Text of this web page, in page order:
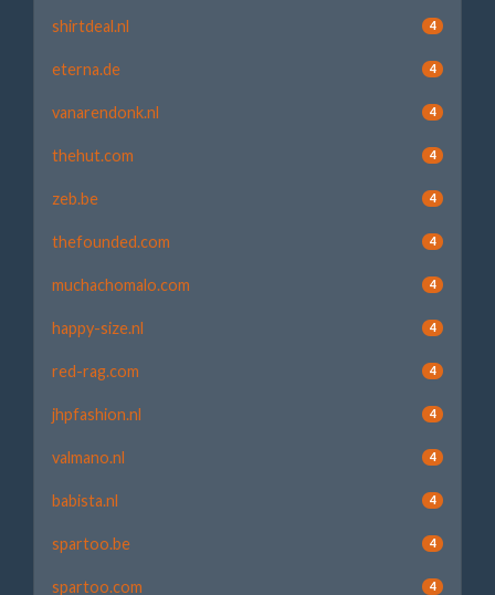
shirtdeal.nl 4
eterna.de 4
vanarendonk.nl 4
thehut.com 4
zeb.be 4
thefounded.com 4
muchachomalo.com 4
happy-size.nl 4
red-rag.com 4
jhpfashion.nl 4
valmano.nl 4
babista.nl 4
spartoo.be 4
spartoo.com 4